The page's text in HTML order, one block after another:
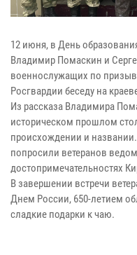
12 июня, в День
Владимир Помаскин и
военнослужащих по
Росгвардии беседу на
Из рассказа Владимира
историческом прошлом
происхождении и
попросили ветеранов
достопримечательностях
В завершении встречи
Днем России, 650-летием
сладкие подарки к чаю.